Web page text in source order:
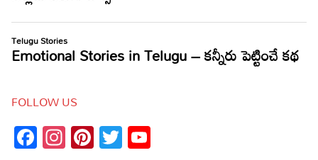
FOLLOW US
Facebook
Instagram
Pinterest
Twitter